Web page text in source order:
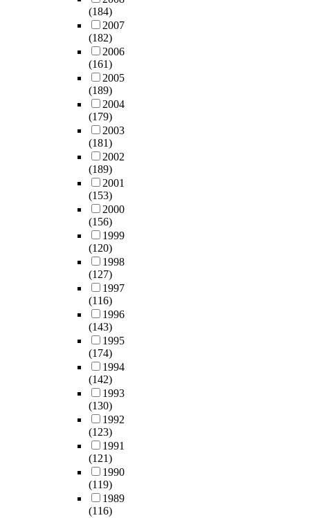
(184)
2007
(182)
2006
(161)
2005
(189)
2004
(179)
2003
(181)
2002
(189)
2001
(153)
2000
(156)
1999
(120)
1998
(127)
1997
(116)
1996
(143)
1995
(174)
1994
(142)
1993
(130)
1992
(123)
1991
(121)
1990
(119)
1989
(116)